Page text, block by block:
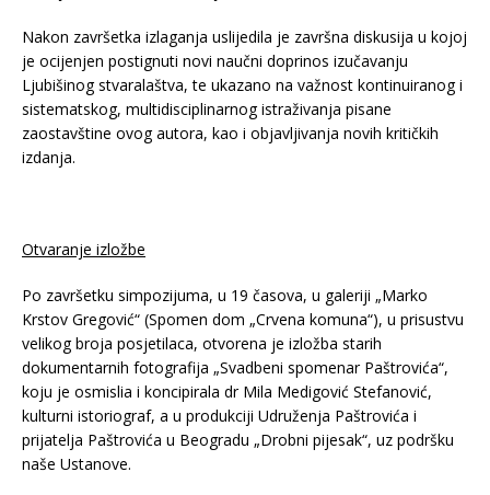
Nakon završetka izlaganja uslijedila je završna diskusija u kojoj
je ocijenjen postignuti novi naučni doprinos izučavanju
Ljubišinog stvaralaštva, te ukazano na važnost kontinuiranog i
sistematskog, multidisciplinarnog istraživanja pisane
zaostavštine ovog autora, kao i objavljivanja novih kritičkih
izdanja.
Otvaranje izložbe
Po završetku simpozijuma, u 19 časova, u galeriji „Marko
Krstov Gregović“ (Spomen dom „Crvena komuna“), u prisustvu
velikog broja posjetilaca, otvorena je izložba starih
dokumentarnih fotografija „Svadbeni spomenar Paštrovića“,
koju je osmislia i koncipirala dr Mila Medigović Stefanović,
kulturni istoriograf, a u produkciji Udruženja Paštrovića i
prijatelja Paštrovića u Beogradu „Drobni pijesak“, uz podršku
naše Ustanove.